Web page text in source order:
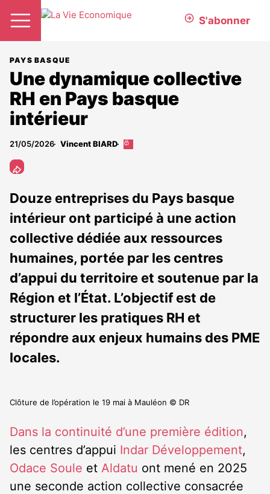
S'abonner
PAYS BASQUE
Une dynamique collective
RH en Pays basque
intérieur
21/05/2026 Vincent BIARD
Cet
abonnés
Douze entreprises du Pays basque
intérieur ont participé à une action
collective dédiée aux ressources
humaines, portée par les centres
d’appui du territoire et soutenue par la
Région et l’État. L’objectif est de
structurer les pratiques RH et
répondre aux enjeux humains des PME
locales.
Clôture de l’opération le 19 mai à Mauléon © DR
Dans la continuité d’une première édition,
les centres d’appui Indar Développement,
Odace Soule et Aldatu ont mené en 2025
une seconde action collective consacrée